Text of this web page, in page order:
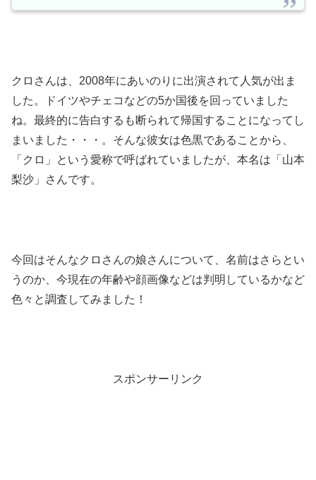
クロさんは、2008年にあいのりに出演されて人気が出ま
した。ドイツやチェコなどの5か国後を回っていました
ね。最終的に告白するも断られて帰国することになってし
まいました・・・。そんな彼女は色黒であることから、
「クロ」という愛称で呼ばれていましたが、本名は「山本
梨沙」さんです。
今回はそんなクロさんの娘さんについて、名前はさらとい
うのか、今現在の年齢や顔画像などは判明しているかなど
色々と調査してみました！
スポンサーリンク